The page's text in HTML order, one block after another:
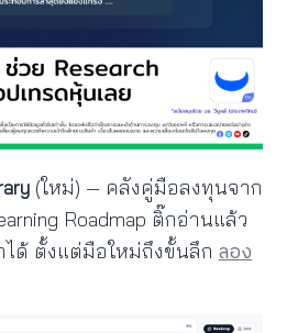
(ใหม่) — คลังคู่มือลงทุนจาก
Roadmap ติ๊กอ่านแล้ว
ด้ ตั้งแต่มือใหม่ถึงขั้นลึก ลอง